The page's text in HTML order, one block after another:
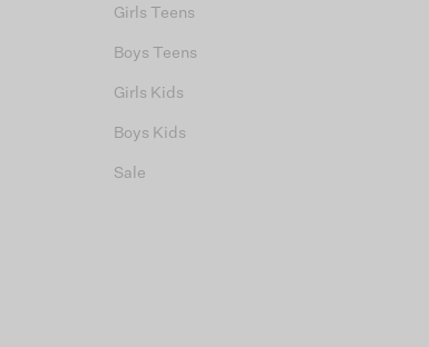
Girls Teens
Boys Teens
Girls Kids
Boys Kids
Sale